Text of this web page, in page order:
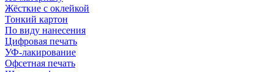
Жёсткие с оклейкой
Тонкий картон
По виду нанесения
Цифровая печать
УФ-лакирование
Офсетная печать